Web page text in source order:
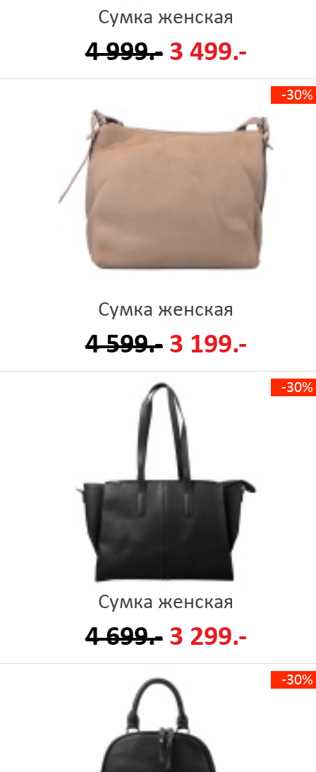
Сумка женская
4 999.- 3 499.-
-30%
Сумка женская
4 599.- 3 199.-
-30%
Сумка женская
4 699.- 3 299.-
-30%